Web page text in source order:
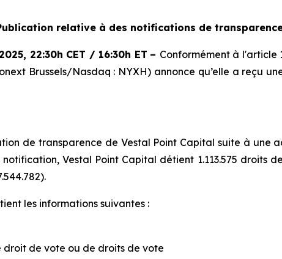
relative à des notifications de
, 22:30h CET / 16:30h ET – Conformément à
Brussels/Nasdaq : NYXH) annonce qu’elle a reçu
de transparence de Vestal Point Capital suite à une
Vestal Point Capital détient 1.113.575 droits
les informations suivantes :
droit de vote ou de droits de vote